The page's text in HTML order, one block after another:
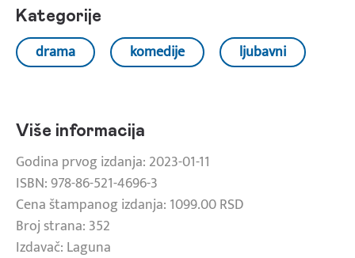
Kategorije
drama komedije ljubavni
Više informacija
Godina prvog izdanja: 2023-01-11
ISBN: 978-86-521-4696-3
Cena štampanog izdanja: 1099.00 RSD
Broj strana: 352
Izdavač: Laguna